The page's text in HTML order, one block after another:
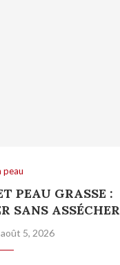
peau
PEAU GRASSE :
SANS ASSÉCHER
août 5, 2026